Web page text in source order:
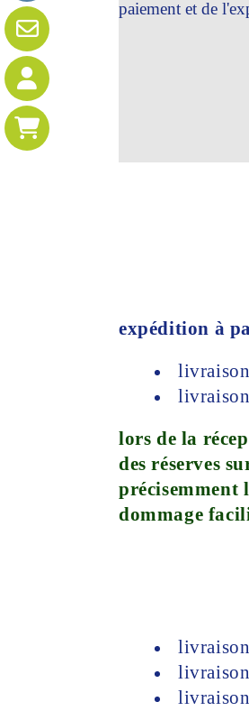
paiement et de
expédition à
lors de la
des réserves
précisemment
dommage